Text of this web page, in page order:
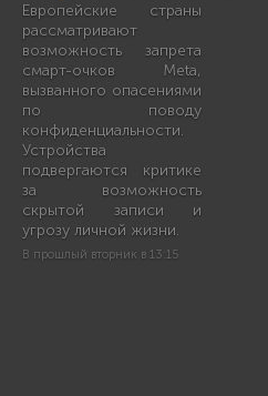
Европейские страны
рассматривают
возможность запрета
смарт-очков Meta,
вызванного опасениями
по поводу
конфиденциальности.
Устройства
подвергаются критике
за возможность
скрытой записи и
угрозу личной жизни.
В прошлый вторник в 13:15